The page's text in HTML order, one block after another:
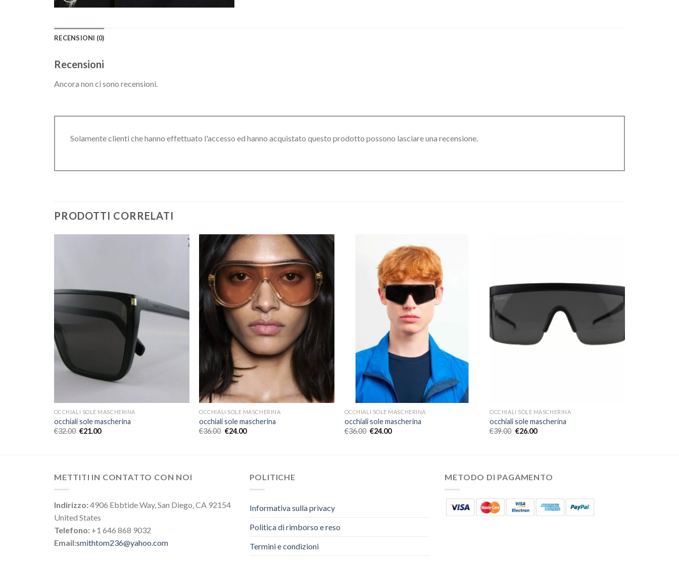
RECENSIONI (0)
Recensioni
Ancora non ci sono recensioni.
Solamente clienti che hanno effettuato l'accesso ed hanno acquistato questo prodotto possono lasciare una recensione.
PRODOTTI CORRELATI
OCCHIALI SOLE MASCHERINA
occhiali sole mascherina
€32.00 €21.00
OCCHIALI SOLE MASCHERINA
occhiali sole mascherina
€36.00 €24.00
OCCHIALI SOLE MASCHERINA
occhiali sole mascherina
€36.00 €24.00
OCCHIALI SOLE MASCHERINA
occhiali sole mascherina
€39.00 €26.00
METTITI IN CONTATTO CON NOI
Indirizzo:4906 Ebbtide Way, San Diego, CA 92154
United States
Telefono: +1 646 868 9032
Email:smithtom236@yahoo.com
POLITICHE
Informativa sulla privacy
Politica di rimborso e reso
Termini e condizioni
METODO DI PAGAMENTO